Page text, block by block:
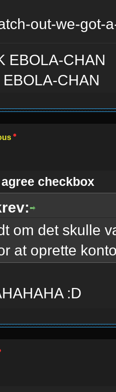
EBOLA-CHAN
CHAN
checkbox
om det skulle
at oprette
:D